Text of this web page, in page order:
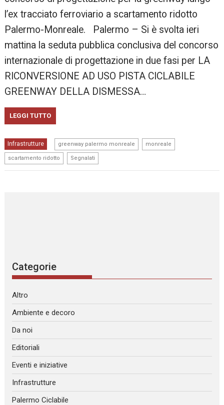
l’ex tracciato ferroviario a scartamento ridotto
Palermo-Monreale. Palermo – Si è svolta ieri
mattina la seduta pubblica conclusiva del concorso
internazionale di progettazione in due fasi per LA
RICONVERSIONE AD USO PISTA CICLABILE
GREENWAY DELLA DISMESSA…
LEGGI TUTTO
Infrastrutture greenway palermo monreale monreale
scartamento ridotto Segnalati
Categorie
Altro
Ambiente e decoro
Da noi
Editoriali
Eventi e iniziative
Infrastrutture
Palermo Ciclabile